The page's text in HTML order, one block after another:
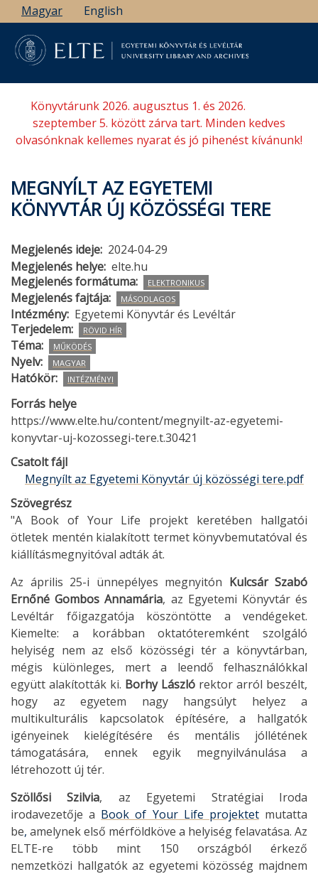
Ugrás
a
tartalomra
Magyar English
Könyvtárunk 2026. augusztus 1. és 2026.
szeptember 5. között zárva tart. Minden kedves
olvasónknak kellemes nyarat és jó pihenést kívánunk!
MEGNYÍLT AZ EGYETEMI
KÖNYVTÁR ÚJ KÖZÖSSÉGI TERE
Megjelenés ideje 2024-04-29
Megjelenés helye elte.hu
Megjelenés formátuma
ELEKTRONIKUS
Megjelenés fajtája MÁSODLAGOS
Intézmény Egyetemi Könyvtár és Levéltár
Terjedelem
RÖVID HÍR
Téma MŰKÖDÉS
Nyelv MAGYAR
Hatókör INTÉZMÉNYI
Forrás helye
https://www.elte.hu/content/megnyilt-az-egyetemi-
konyvtar-uj-kozossegi-tere.t.30421
Csatolt fájl
Megnyílt az Egyetemi Könyvtár új közösségi tere.pdf
Szövegrész
"A Book of Your Life projekt keretében hallgatói
ötletek mentén kialakított termet könyvbemutatóval és
kiállításmegnyitóval adták át.
Az április 25-i ünnepélyes megnyitón Kulcsár Szabó
Ernőné Gombos Annamária, az Egyetemi Könyvtár és
Levéltár főigazgatója köszöntötte a vendégeket.
Kiemelte: a korábban oktatóteremként szolgáló
helyiség nem az első közösségi tér a könyvtárban,
mégis különleges, mert a leendő felhasználókkal
együtt alakították ki. Borhy László rektor arról beszélt,
hogy az egyetem nagy hangsúlyt helyez a
multikulturális kapcsolatok építésére, a hallgatók
igényeinek kielégítésére és mentális jóllétének
támogatására, ennek egyik megnyilvánulása a
létrehozott új tér.
Szöllősi Szilvia, az Egyetemi Stratégiai Iroda
irodavezetője a Book of Your Life projektetmutatta
be, amelynek első mérföldköve a helyiség felavatása. Az
ELTE-re több mint 150 országból érkező
nemzetközi hallgatók az egyetemi közösség majdnem